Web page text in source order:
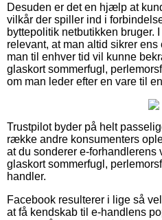
Desuden er det en hjælp at
vilkår der spiller ind i
byttepolitik netbutikken bruger.
relevant, at man altid sikrer
man til enhver tid vil kunne
glaskort sommerfugl,
om man leder efter en vare til
Trustpilot byder på helt
række andre konsumenters
at du sonderer e-forhandlerens
glaskort sommerfugl,
handler.
Facebook resulterer i lige så
at få kendskab til e-handlens